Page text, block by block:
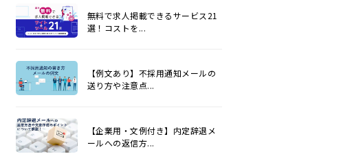
無料で求人掲載できるサービス21
選！コストを...
【例文あり】不採用通知メールの
送り方や注意点...
【企業用・文例付き】内定辞退メ
ールへの返信方...